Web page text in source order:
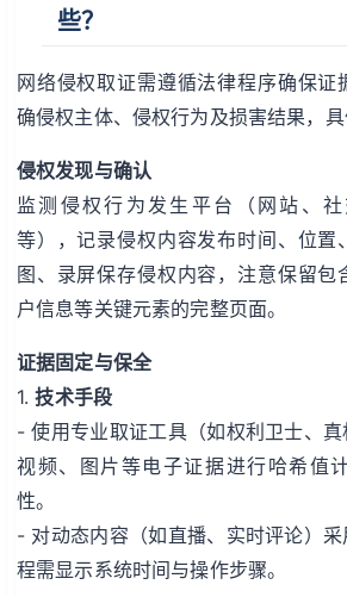
些？
网络侵权取证需遵循法律程序确保证
确侵权主体、侵权行为及损害结果，具
侵权发现与确认
监测侵权行为发生平台（网站、
等），记录侵权内容发布时间、位置
图、录屏保存侵权内容，注意保留包
户信息等关键元素的完整页面。
证据固定与保全
1.技术手段
- 使用专业取证工具（如权利卫士、真
视频、图片等电子证据进行哈希值
性。
- 对动态内容（如直播、实时评论）
程需显示系统时间与操作步骤。